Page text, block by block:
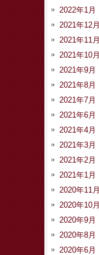
2022年1月
2021年12月
2021年11月
2021年10月
2021年9月
2021年8月
2021年7月
2021年6月
2021年4月
2021年3月
2021年2月
2021年1月
2020年11月
2020年10月
2020年9月
2020年8月
2020年6月